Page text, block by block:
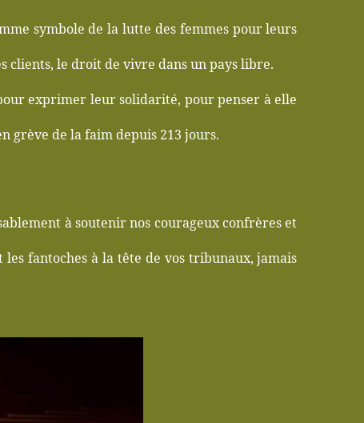
symbole de la lutte des femmes pour leurs
clients, le droit de vivre dans un pays libre.
exprimer leur solidarité, pour penser à elle
grève de la faim depuis 213 jours.
à soutenir nos courageux confrères et
les fantoches à la tête de vos tribunaux, jamais